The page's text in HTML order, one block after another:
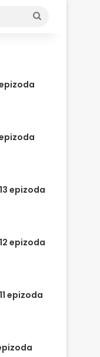
epizoda
epizoda
epizoda